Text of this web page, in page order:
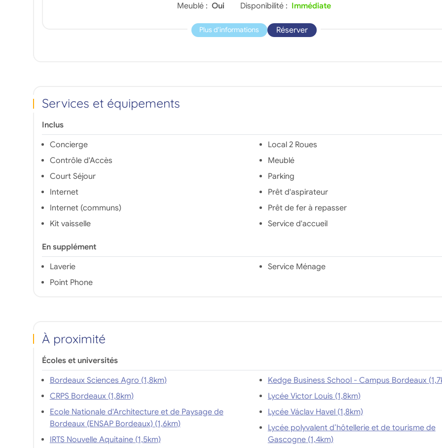
Meublé : Oui Disponibilité : Immédiate
Plus d'informations Réserver
Services et équipements
Inclus
Concierge
Contrôle d'Accès
Court Séjour
Internet
Internet (communs)
Kit vaisselle
Local 2 Roues
Meublé
Parking
Prêt d'aspirateur
Prêt de fer à repasser
Service d'accueil
En supplément
Laverie
Point Phone
Service Ménage
À proximité
Écoles et universités
Bordeaux Sciences Agro (1,8km)
CRPS Bordeaux (1,8km)
Ecole Nationale d'Architecture et de Paysage de
Bordeaux (ENSAP Bordeaux) (1,6km)
IRTS Nouvelle Aquitaine (1,5km)
Kedge Business School
Lycée Victor Louis (1,8km)
Lycée Václav Havel (1,8km)
Lycée polyvalent d’hôtellerie et de tourisme de
Gascogne (1,4km)